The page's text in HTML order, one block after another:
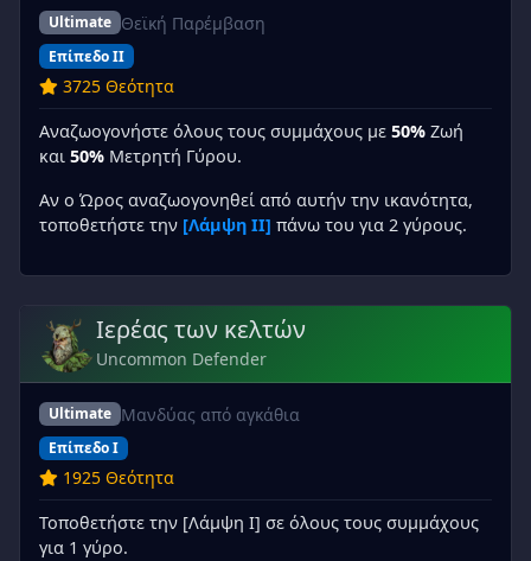
Ultimate Θεϊκή Παρέμβαση
Επίπεδο II
3725 Θεότητα
Αναζωογονήστε όλους τους συμμάχους με 50% Ζωή
και 50% Μετρητή Γύρου.
Αν ο Ώρος αναζωογονηθεί από αυτήν την ικανότητα,
τοποθετήστε την [Λάμψη II] πάνω του για 2 γύρους.
Ιερέας των κελτών
Uncommon Defender
Ultimate Μανδύας από αγκάθια
Επίπεδο I
1925 Θεότητα
Τοποθετήστε την [Λάμψη I] σε όλους τους συμμάχους
για 1 γύρο.